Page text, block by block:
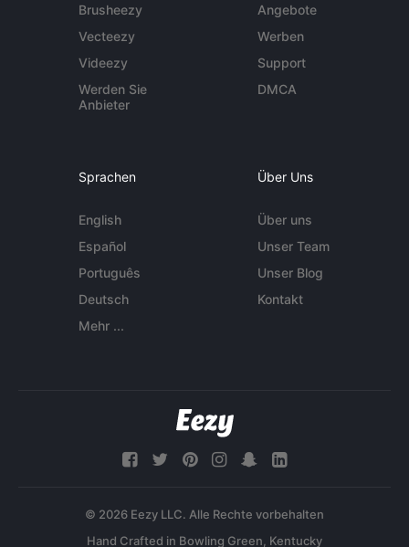
Brusheezy
Vecteezy
Videezy
Werden Sie
Anbieter
Angebote
Werben
Support
DMCA
Sprachen
English
Español
Português
Deutsch
Mehr ...
Über Uns
Über uns
Unser Team
Unser Blog
Kontakt
© 2026 Eezy LLC. Alle Rechte vorbehalten